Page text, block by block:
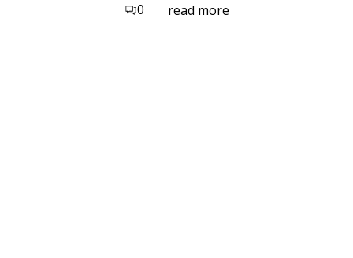
0 read more